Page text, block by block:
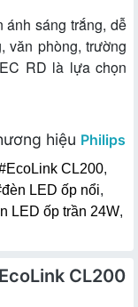
ánh sáng trắng, dễ
văn phòng, trường
RD là lựa chọn
hiệu Philips
CL200,
LED ốp nổi,
LED ốp trần 24W,
CL200